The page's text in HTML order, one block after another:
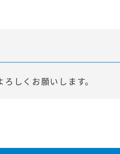
しくお願いします。